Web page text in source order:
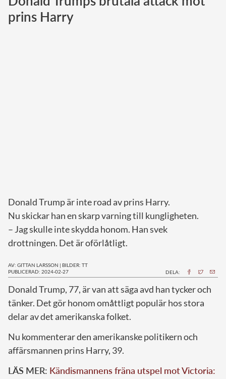
prins Harry
Donald Trump är inte road av prins Harry.
Nu skickar han en skarp varning till kungligheten.
– Jag skulle inte skydda honom. Han svek
drottningen. Det är oförlåtligt.
AV: GITTAN LARSSON | BILDER: TT
PUBLICERAD: 2024-02-27
DELA:
Donald Trump, 77, är van att säga avd han tycker och
tänker. Det gör honom omåttligt populär hos stora
delar av det amerikanska folket.
Nu kommenterar den amerikanske politikern och
affärsmannen prins Harry, 39.
LÄS MER: Kändismannens fräna utspel mot Victoria: